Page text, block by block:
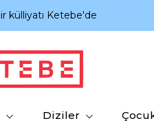
külliyatı Ketebe'de
Diziler